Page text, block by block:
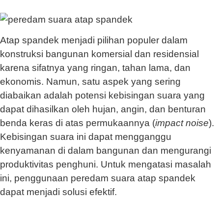
Atap spandek menjadi pilihan populer dalam
konstruksi bangunan komersial dan residensial
karena sifatnya yang ringan, tahan lama, dan
ekonomis. Namun, satu aspek yang sering
diabaikan adalah potensi kebisingan suara yang
dapat dihasilkan oleh hujan, angin, dan benturan
benda keras di atas permukaannya (impact noise).
Kebisingan suara ini dapat mengganggu
kenyamanan di dalam bangunan dan mengurangi
produktivitas penghuni. Untuk mengatasi masalah
ini, penggunaan peredam suara atap spandek
dapat menjadi solusi efektif.